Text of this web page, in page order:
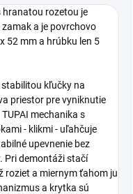
hranatou rozetou je
a je povrchovo
52 mm a hrúbku len 5
kľučky na
priestor pre vyniknutie
mechanika s
- klikmi - uľahčuje
upevnenie bez
Pri demontáži stačí
roziet a miernym ťahom ju
a krytka sú